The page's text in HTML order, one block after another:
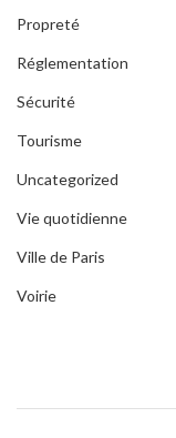
Propreté
Réglementation
Sécurité
Tourisme
Uncategorized
Vie quotidienne
Ville de Paris
Voirie